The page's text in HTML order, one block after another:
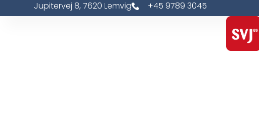
til
Jupitervej 8, 7620 Lemvig +45 9789 3045